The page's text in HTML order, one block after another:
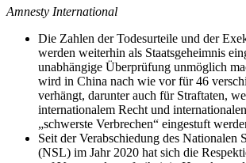
Amnesty International
Die Zahlen der Todesurteile und der
werden weiterhin als Staatsgeheimnis
unabhängige Überprüfung unmöglich
wird in China nach wie vor für 46
verhängt, darunter auch für Straftaten,
internationalem Recht und
„schwerste Verbrechen“ eingestuft
Seit der Verabschiedung des Nationalen
(NSL) im Jahr 2020 hat sich die